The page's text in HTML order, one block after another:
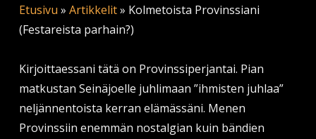
Etusivu » Artikkelit» Kolmetoista Provinssiani
(Festareista parhain?)
Kirjoittaessani tätä on Provinssiperjantai. Pian
matkustan Seinäjoelle juhlimaan ”ihmisten juhlaa”
neljännentoista kerran elämässäni. Menen
Provinssiin enemmän nostalgian kuin bändien